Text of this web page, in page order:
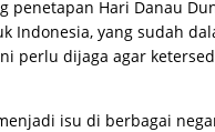
penetapan Hari Danau
Indonesia, yang sudah
perlu dijaga agar
isu di berbagai